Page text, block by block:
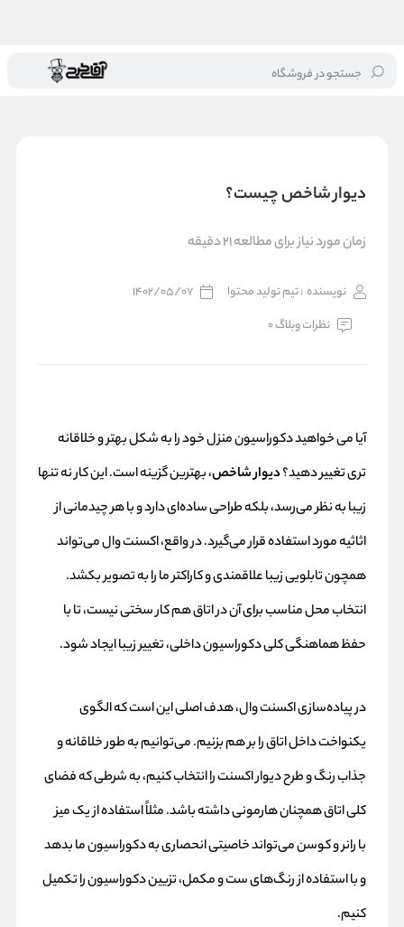
جستجو در فروشگاه خانه / بلاگ/ دیوار شاخص چیست؟
دیوار شاخص چیست؟
زمان مورد نیاز برای مطالعه 21 دقیقه
نویسنده : تیم تولید محتوا
1402/05/07
نظرات وبلاگ 0
آیا می خواهید دکوراسیون منزل خود را به شکل بهتر و خلاقانه
تری تغییر دهید؟دیوار شاخص، بهترین گزینه است. این کار نه تنها
زیبا به نظر می‌رسد، بلکه طراحی ساده‌ای دارد و با هر چیدمانی از
اثاثیه مورد استفاده قرار می‌گیرد. در واقع، اکسنت وال می‌تواند
همچون تابلویی زیبا علاقمندی و کاراکتر ما را به تصویر بکشد.
انتخاب محل مناسب برای آن در اتاق هم کار سختی نیست، تا با
حفظ هماهنگی کلی دکوراسیون داخلی، تغییر زیبا ایجاد شود.
در پیاده‌سازی اکسنت وال، هدف اصلی این است که الگوی
یکنواخت داخل اتاق را بر هم بزنیم. می‌توانیم به طور خلاقانه و
جذاب رنگ و طرح دیوار اکسنت را انتخاب کنیم، به شرطی که فضای
کلی اتاق همچنان هارمونی داشته باشد. مثلاً استفاده از یک میز
بارانرو کوسن می‌تواند خاصیتی انحصاری به دکوراسیون ما بدهد
و با استفاده از رنگ‌های ست و مکمل، تزیین دکوراسیون را تکمیل
کنیم.